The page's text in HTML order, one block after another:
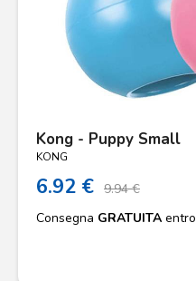
Kong - Puppy Small
KONG
6.92 € 9.94 €
Consegna GRATUITA entro